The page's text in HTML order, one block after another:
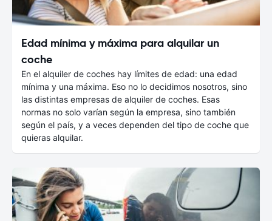
Edad mínima y máxima para alquilar un
coche
En el alquiler de coches hay límites de edad: una edad
mínima y una máxima. Eso no lo decidimos nosotros, sino
las distintas empresas de alquiler de coches. Esas
normas no solo varían según la empresa, sino también
según el país, y a veces dependen del tipo de coche que
quieras alquilar.